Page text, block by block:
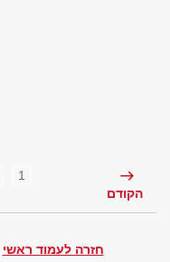
הקודם
1
חזרה לעמוד ראשי